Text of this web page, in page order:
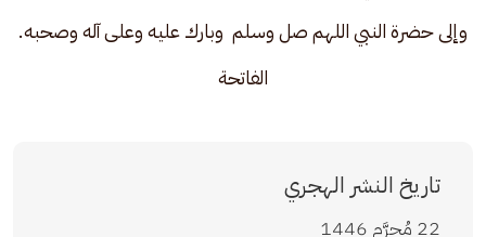
وإلى حضرة النبي اللهم صل وسلم  وبارك عليه وعلى آله وصحبه.
الفاتحة
تاريخ النشر الهجري
22 مُحرَّم 1446